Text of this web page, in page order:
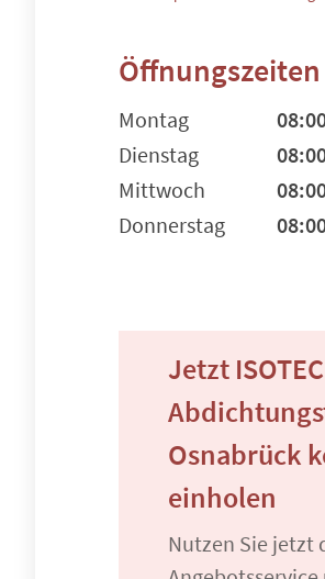
Öffnungszeiten
Montag
Dienstag
Mittwoch
Donnerstag
Jetzt
Osnabrück
einholen
Nutzen Sie jetzt